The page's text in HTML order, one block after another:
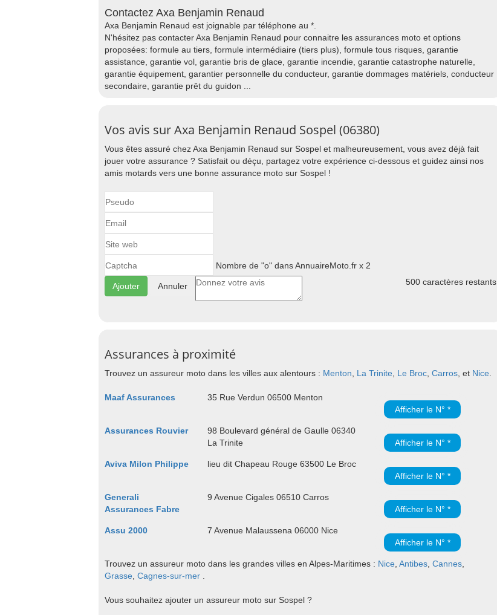
Contactez Axa Benjamin Renaud
Axa Benjamin Renaud est joignable par téléphone au *.
N'hésitez pas contacter Axa Benjamin Renaud pour connaitre les assurances moto et options
proposées: formule au tiers, formule intermédiaire (tiers plus), formule tous risques, garantie
assistance, garantie vol, garantie bris de glace, garantie incendie, garantie catastrophe naturelle,
garantie équipement, garantier personnelle du conducteur, garantie dommages matériels, conducteur
secondaire, garantie prêt du guidon ...
Vos avis sur Axa Benjamin Renaud Sospel (06380)
Vous êtes assuré chez Axa Benjamin Renaud sur Sospel et malheureusement, vous avez déjà fait
jouer votre assurance ? Satisfait ou déçu, partagez votre expérience ci-dessous et guidez ainsi nos
amis motards vers une bonne assurance moto sur Sospel !
Nombre de "o" dans AnnuaireMoto.fr x 2
Annuler 500 caractères restants
Assurances à proximité
Trouvez un assureur moto dans les villes aux alentours : Menton La Trinite Le Broc Carros , et Nice
Maaf Assurances
35 Rue Verdun 06500 Menton
Afficher le N° *
Assurances Rouvier
98 Boulevard général de Gaulle 06340
La Trinite
Afficher le N° *
Aviva Milon Philippe
lieu dit Chapeau Rouge 63500 Le Broc
Afficher le N° *
Generali
Assurances Fabre
9 Avenue Cigales 06510 Carros
Afficher le N° *
Assu 2000
7 Avenue Malaussena 06000 Nice
Afficher le N° *
Trouvez un assureur moto dans les grandes villes en Alpes-Maritimes : Nice Antibes Cannes
Grasse Cagnes-sur-mer
Vous souhaitez ajouter un assureur moto sur Sospel ?